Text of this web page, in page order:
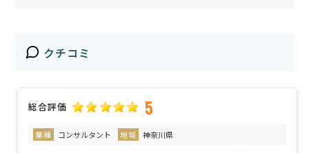
クチコミ
総合評価 5
業種 コンサルタント 地域 神奈川県